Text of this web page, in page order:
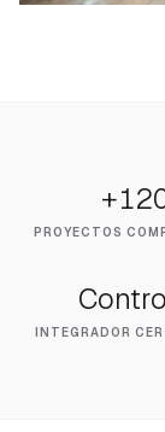
PROYECTOS
INTEGRADOR